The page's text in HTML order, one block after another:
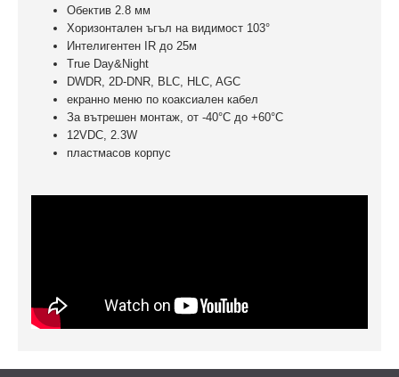
Обектив 2.8 мм
Хоризонтален ъгъл на видимост 103°
Интелигентен IR до 25м
True Day&Night
DWDR, 2D-DNR, BLC, HLC, AGC
екранно меню по коаксиален кабел
За вътрешен монтаж, oт -40°С до +60°С
12VDC, 2.3W
пластмасов корпус